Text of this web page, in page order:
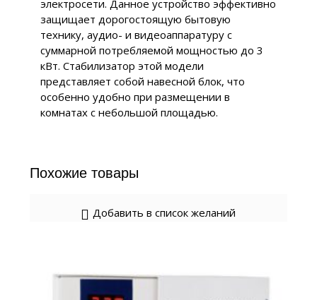
электросети. Данное устройство эффективно
защищает дорогостоящую бытовую
технику, аудио- и видеоаппаратуру с
суммарной потребляемой мощностью до 3
кВт. Стабилизатор этой модели
представляет собой навесной блок, что
особенно удобно при размещении в
комнатах с небольшой площадью.
Похожие товары
Добавить в список желаний